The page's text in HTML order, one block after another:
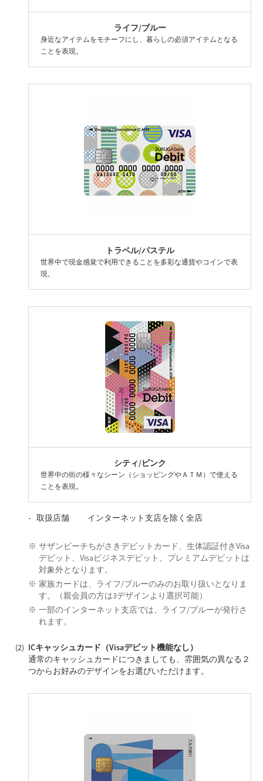
ライフ/ブルー
身近なアイテムをモチーフにし、暮らしの必須アイテムとなる
ことを表現。
トラベル/パステル
世界中で現金感覚で利用できることを多彩な通貨やコインで表
現。
シティ/ピンク
世界中の街の様々なシーン（ショッピングやＡＴＭ）で使える
ことを表現。
取扱店舗 インターネット支店を除く全店
サザンビーチちがさきデビットカード、生体認証付きVisa
デビット、Visaビジネスデビット、プレミアムデビットは
対象外となります。
家族カードは、ライフ/ブルーのみのお取り扱いとなりま
す。（親会員の方は3デザインより選択可能）
一部のインターネット支店では、ライフ/ブルーが発行さ
れます。
ICキャッシュカード（Visaデビット機能なし）
通常のキャッシュカードにつきましても、雰囲気の異なる２
つからお好みのデザインをお選びいただけます。